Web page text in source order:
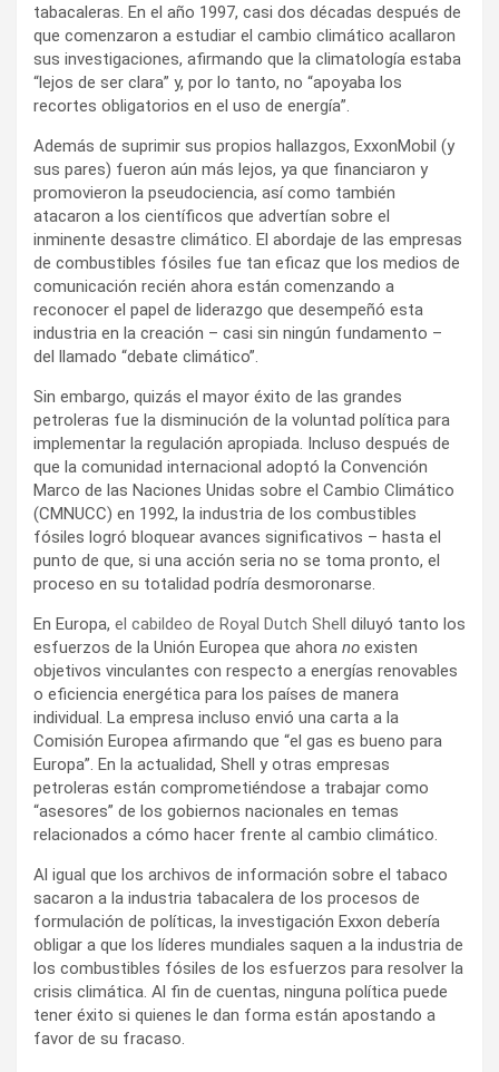
tabacaleras. En el año 1997, casi dos décadas después de
que comenzaron a estudiar el cambio climático acallaron
sus investigaciones, afirmando que la climatología estaba
“lejos de ser clara” y, por lo tanto, no “apoyaba los
recortes obligatorios en el uso de energía”.
Además de suprimir sus propios hallazgos, ExxonMobil (y
sus pares) fueron aún más lejos, ya que financiaron y
promovieron la pseudociencia, así como también
atacaron a los científicos que advertían sobre el
inminente desastre climático. El abordaje de las empresas
de combustibles fósiles fue tan eficaz que los medios de
comunicación recién ahora están comenzando a
reconocer el papel de liderazgo que desempeñó esta
industria en la creación – casi sin ningún fundamento –
del llamado “debate climático”.
Sin embargo, quizás el mayor éxito de las grandes
petroleras fue la disminución de la voluntad política para
implementar la regulación apropiada. Incluso después de
que la comunidad internacional adoptó la Convención
Marco de las Naciones Unidas sobre el Cambio Climático
(CMNUCC) en 1992, la industria de los combustibles
fósiles logró bloquear avances significativos – hasta el
punto de que, si una acción seria no se toma pronto, el
proceso en su totalidad podría desmoronarse.
En Europa, el cabildeo de Royal Dutch Shell diluyó tanto los
esfuerzos de la Unión Europea que ahora no existen
objetivos vinculantes con respecto a energías renovables
o eficiencia energética para los países de manera
individual. La empresa incluso envió una carta a la
Comisión Europea afirmando que “el gas es bueno para
Europa”. En la actualidad, Shell y otras empresas
petroleras están comprometiéndose a trabajar como
“asesores” de los gobiernos nacionales en temas
relacionados a cómo hacer frente al cambio climático.
Al igual que los archivos de información sobre el tabaco
sacaron a la industria tabacalera de los procesos de
formulación de políticas, la investigación Exxon debería
obligar a que los líderes mundiales saquen a la industria de
los combustibles fósiles de los esfuerzos para resolver la
crisis climática. Al fin de cuentas, ninguna política puede
tener éxito si quienes le dan forma están apostando a
favor de su fracaso.